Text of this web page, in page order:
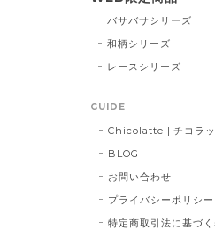
バサバサシリーズ
和柄シリーズ
レースシリーズ
GUIDE
Chicolatte | チコラッ
BLOG
お問い合わせ
プライバシーポリシー
特定商取引法に基づ